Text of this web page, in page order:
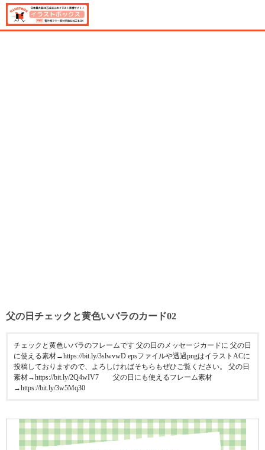
父の日チェックと黄色いバラのカード02
チェックと黄色いバラのフレームです 父の日のメッセージカードに 父の日
に使える素材→https://bit.ly/3slwvwD epsファイルや透過pngはイラストACに
投稿しておりますので、よろしければそちらもぜひご覧ください。 父の日
素材→https://bit.ly/2Q4wIV7 父の日にも使えるフレーム素材
→https://bit.ly/3w5Mq30